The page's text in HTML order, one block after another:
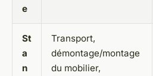
e
St
a
n
Transport,
démontage/montage
du mobilier,